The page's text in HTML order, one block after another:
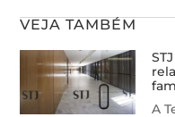
VEJA TAMBÉM
A